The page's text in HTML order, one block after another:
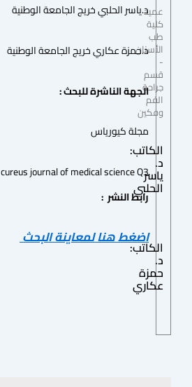
عميد
كلية
طب
الأسنان
-
قسم
جراحة
الفم
وفكين
الكاتب:
د.
ياسر
الحلبي
الكاتب:
د.
حمزة
عكاري
د.ياسر الحلبي خريج الجامعة الوطنية
د.حمزة عكاري خريج الجامعة الوطنية
الجهة الناشرة للبحث :
مجلة كيورياس
cureus journal of medical science Q3
رابط النشر :
اضغط هنا لمعاينة البحث